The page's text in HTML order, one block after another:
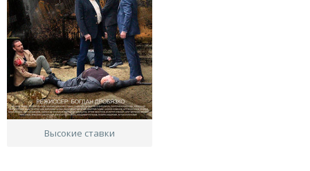
Высокие ставки